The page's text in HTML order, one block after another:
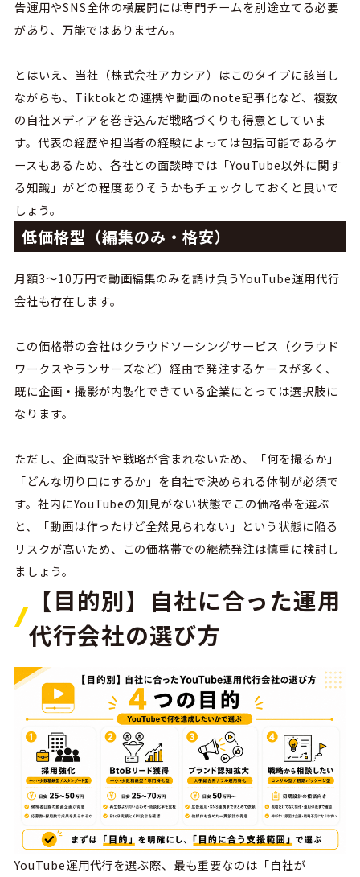
告運用やSNS全体の横展開には専門チームを別途立てる必要
があり、万能ではありません。
とはいえ、当社（株式会社アカシア）はこのタイプに該当し
ながらも、 Tiktokとの連携や動画のnote記事化など、複数
の自社メディアを巻き込んだ戦略づくりも得意としていま
す。代表の経歴や担当者の経験によっては包括可能であるケ
ースもあるため、各社との面談時では「YouTube以外に関す
る知識」がどの程度ありそうかもチェックしておくと良いで
しょう。
低価格型（編集のみ・格安）
月額3〜10万円で動画編集のみを請け負うYouTube運用代行
会社も存在します。
この価格帯の会社はクラウドソーシングサービス（クラウド
ワークスやランサーズなど）経由で発注するケースが多く、
既に企画・撮影が内製化できている企業にとっては選択肢に
なります。
ただし、企画設計や戦略が含まれないため、「何を撮るか」
「どんな切り口にするか」を自社で決められる体制が必須で
す。社内にYouTubeの知見がない状態でこの価格帯を選ぶ
と、「動画は作ったけど全然見られない」という状態に陥る
リスクが高いため、この価格帯での継続発注は慎重に検討し
ましょう。
【目的別】自社に合った運用
代行会社の選び方
YouTube運用代行を選ぶ際、最も重要なのは「自社が